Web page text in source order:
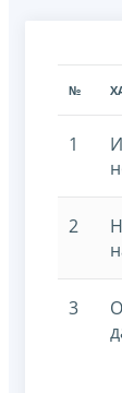
№
1
2
3